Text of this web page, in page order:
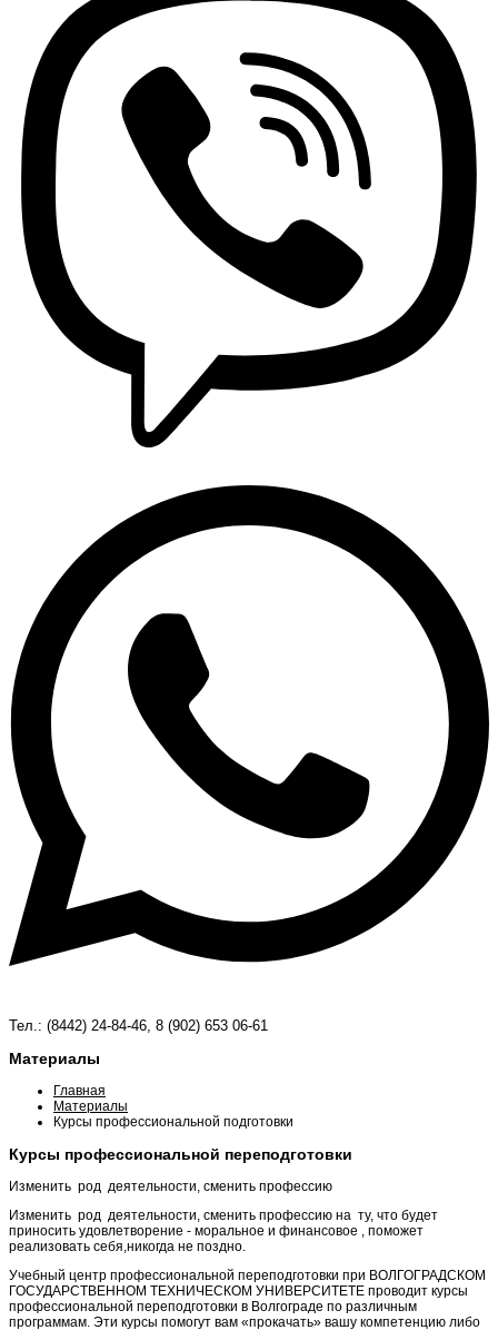
Тел.: (8442) 24-84-46, 8 (902) 653 06-61
Материалы
Главная
Материалы
Курсы профессиональной подготовки
Курсы профессиональной переподготовки
Изменить род деятельности, сменить профессию
Изменить род деятельности, сменить профессию на ту, что будет
приносить удовлетворение - моральное и финансовое , поможет
реализовать себя,никогда не поздно.
Учебный центр профессиональной переподготовки при ВОЛГОГРАДСКОМ
ГОСУДАРСТВЕННОМ ТЕХНИЧЕСКОМ УНИВЕРСИТЕТЕ проводит курсы
профессиональной переподготовки в Волгограде по различным
программам. Эти курсы помогут вам «прокачать» вашу компетенцию либо